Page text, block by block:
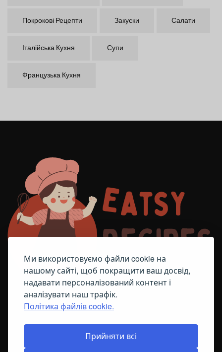
Ми використовуємо файли cookie на
нашому сайті, щоб покращити ваш досвід,
надавати персоналізований контент і
аналізувати наш трафік.
Політика файлів cookie.
Прийняти всі
Покрокові Рецепти Закуски Салати
Італійська Кухня Супи
Французька Кухня
ПОЛІТИКА ЩОДО ФАЙЛІВ COOKIE